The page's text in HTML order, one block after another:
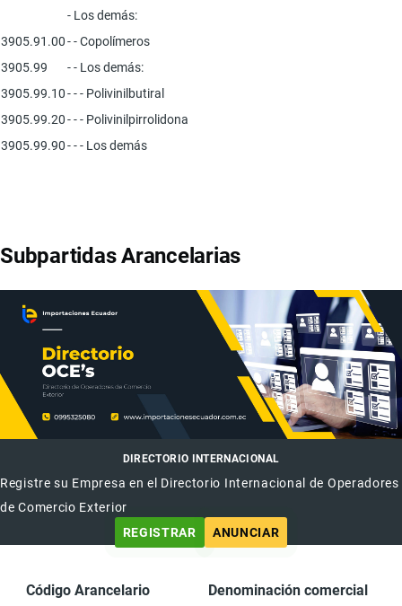
- Los demás:
3905.91.00- - Copolímeros
3905.99
- - Los demás:
3905.99.10- - - Polivinilbutiral
3905.99.20- - - Polivinilpirrolidona
3905.99.90- - - Los demás
Subpartidas Arancelarias
DIRECTORIO INTERNACIONAL
Registre su Empresa en el Directorio Internacional de Operadores
de Comercio Exterior
REGISTRAR
ANUNCIAR
Código Arancelario
Denominación comercial